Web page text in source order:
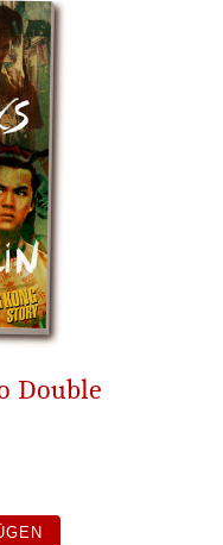
Double